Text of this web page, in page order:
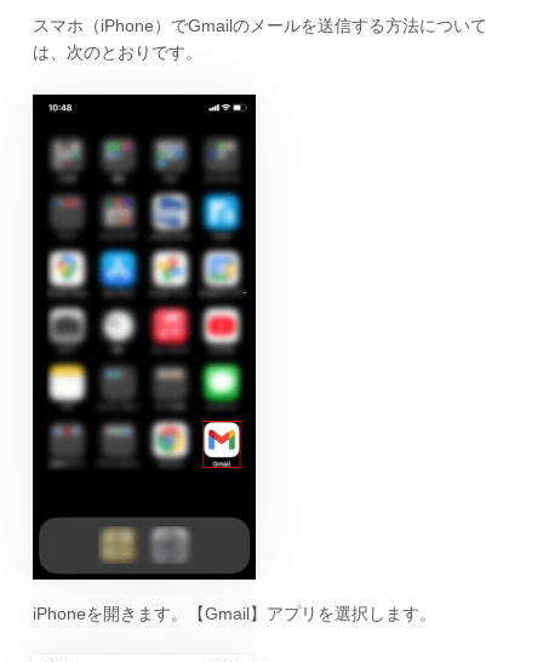
スマホ（iPhone）でGmailのメールを送信する方法について
は、次のとおりです。
iPhoneを開きます。【Gmail】アプリを選択します。